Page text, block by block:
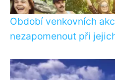
Období venkovních
nezapomenout při